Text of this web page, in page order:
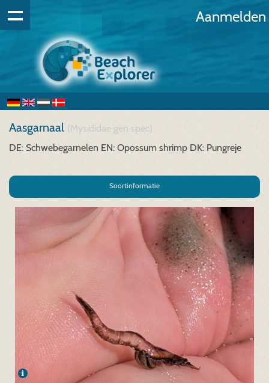
Aanmelden
Aasgarnaal (Mysididae gen spec)
DE: Schwebegarnelen EN: Opossum shrimp DK: Pungreje
Soortinformatie